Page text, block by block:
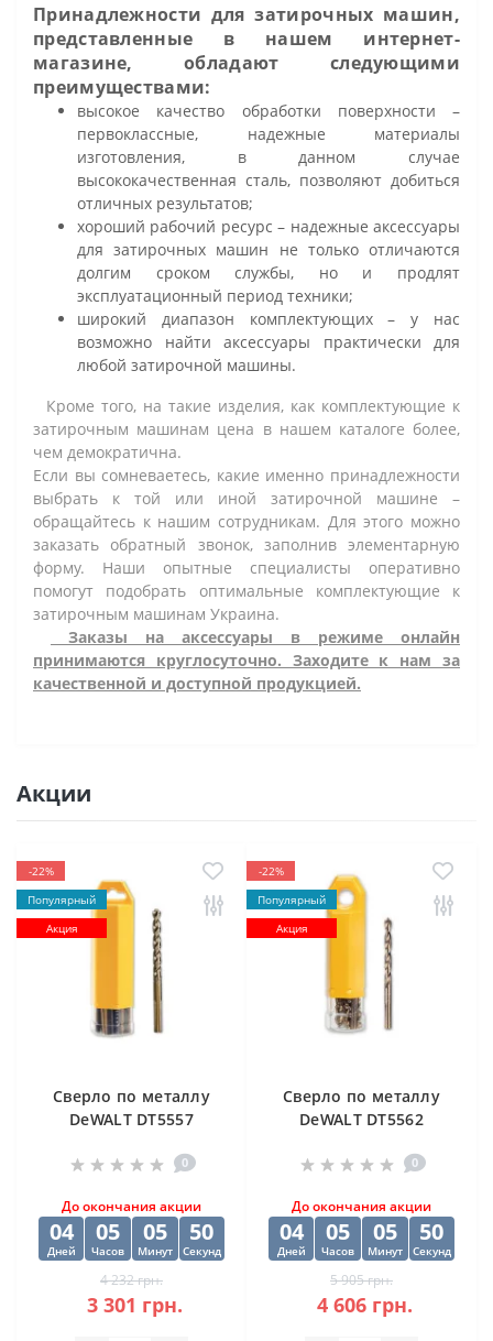
Принадлежности для затирочных машин,
представленные в нашем интернет-
магазине, обладают следующими
преимуществами:
высокое качество обработки поверхности –
первоклассные, надежные материалы
изготовления, в данном случае
высококачественная сталь, позволяют добиться
отличных результатов;
хороший рабочий ресурс – надежные аксессуары
для затирочных машин не только отличаются
долгим сроком службы, но и продлят
эксплуатационный период техники;
широкий диапазон комплектующих – у нас
возможно найти аксессуары практически для
любой затирочной машины.
Кроме того, на такие изделия, как комплектующие к
затирочным машинам цена в нашем каталоге более,
чем демократична.
Если вы сомневаетесь, какие именно принадлежности
выбрать к той или иной затирочной машине –
обращайтесь к нашим сотрудникам. Для этого можно
заказать обратный звонок, заполнив элементарную
форму. Наши опытные специалисты оперативно
помогут подобрать оптимальные комплектующие к
затирочным машинам Украина.
Заказы на аксессуары в режиме онлайн
принимаются круглосуточно. Заходите к нам за
качественной и доступной продукцией.
Акции
-22%
Популярный
Акция
Cверлo по металлу
DeWALT DT5557
10х84х133 мм
0
До окончания акции
04
Дней
05
Часов
05
Минут
49
Секунд
4 232 грн.
3 301 грн.
-22%
Популярный
Акция
Cверлo по металлу
DeWALT DT5562
(10 шт) 12.5х98х151
0
До окончания акции
04
Дней
05
Часов
05
Минут
49
Секунд
5 905 грн.
4 606 грн.